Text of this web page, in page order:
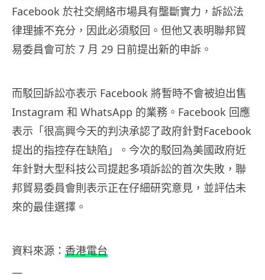
Facebook 於社交網絡市場具有壟斷實力，訴訟法
律理據不充分，因此必須駁回。但他又表明聯邦貿
易委員會可於 7 月 29 日前提出新的申訴。
而駁回訴訟亦表示 Facebook 將暫時不會被迫出售
Instagram 和 WhatsApp 的業務。Facebook 回應
表示「很高興今天的判決承認了政府針對Facebook
提出的指控存在缺陷」。今次的駁回為美國政府近
年針對大型科技公司提起多項訴訟的首次失敗，聯
邦貿易委員會則表示正在仔細研究意見，並評估未
來的最佳選擇。
資料來源： 香港電台
—